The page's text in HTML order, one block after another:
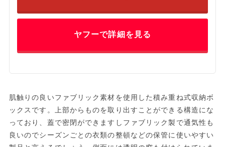
ヤフーで詳細を見る
肌触りの良いファブリック素材を使用した積み重ね式収納ボ
ックスです。上部からものを取り出すことができる構造にな
っており、蓋で密閉ができますしファブリック製で通気性も
良いのでシーズンごとの衣類の整頓などの保管に使いやすい